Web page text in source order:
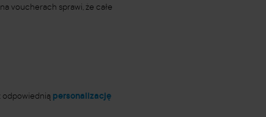
voucherach sprawi, że całe
odpowiednią personalizację